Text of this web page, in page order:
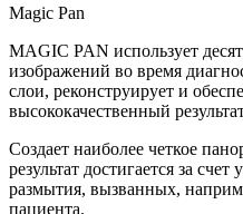
Magic Pan
MAGIC PAN использует
изображений во время
слои, реконструирует и
высококачественный
Создает наиболее четкое
результат достигается за
размытия, вызванных,
пациента.